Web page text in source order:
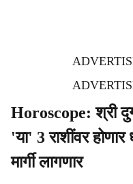
Horoscope: श्री
'या' 3 राशींवर
मार्गी लागणार